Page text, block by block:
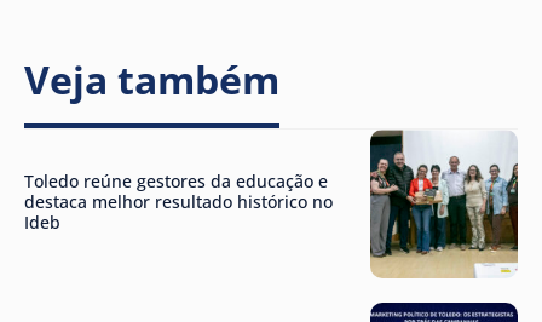
Veja também
Toledo reúne gestores da educação e
destaca melhor resultado histórico no
Ideb